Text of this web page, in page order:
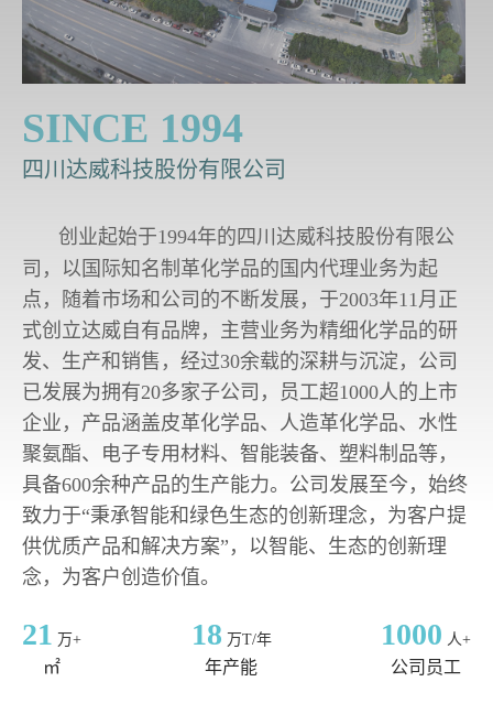
SINCE 1994
四川达威科技股份有限公司
创业起始于1994年的四川达威科技股份有限公
司，以国际知名制革化学品的国内代理业务为起
点，随着市场和公司的不断发展，于2003年11月正
式创立达威自有品牌，主营业务为精细化学品的研
发、生产和销售，经过30余载的深耕与沉淀，公司
已发展为拥有20多家子公司，员工超1000人的上市
企业，产品涵盖皮革化学品、人造革化学品、水性
聚氨酯、电子专用材料、智能装备、塑料制品等，
具备600余种产品的生产能力。公司发展至今，始终
致力于“秉承智能和绿色生态的创新理念，为客户提
供优质产品和解决方案”，以智能、生态的创新理
念，为客户创造价值。
21 万+
㎡
18 万T/年
年产能
1000 人+
公司员工